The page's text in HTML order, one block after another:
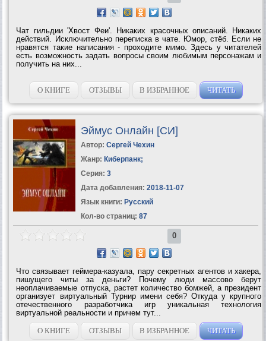
Чат гильдии 'Хвост Феи'. Никаких красочных описаний. Никаких
действий. Исключительно переписка в чате. Юмор, стёб. Если не
нравятся такие написания - проходите мимо. Здесь у читателей
есть возможность задать вопросы своим любимым персонажам и
получить на них...
О КНИГЕ ОТЗЫВЫ В ИЗБРАННОЕ ЧИТАТЬ
Эймус Онлайн [СИ]
Автор: Сергей Чехин
Жанр: Киберпанк;
Серия: 3
Дата добавления: 2018-11-07
Язык книги: Русский
Кол-во страниц: 87
0
Что связывает геймера-казуала, пару секретных агентов и хакера,
пишущего читы за деньги? Почему люди массово берут
неоплачиваемые отпуска, растет количество бомжей, а президент
организует виртуальный Турнир имени себя? Откуда у крупного
отечественного разработчика игр уникальная технология
виртуальной реальности и причем тут...
О КНИГЕ
ОТЗЫВЫ В ИЗБРАННОЕ ЧИТАТЬ